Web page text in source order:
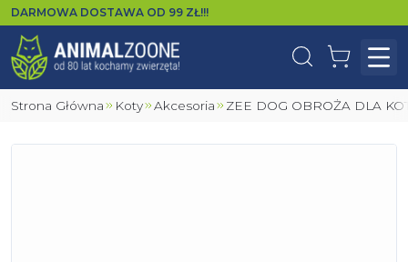
DARMOWA DOSTAWA OD 99 ZŁ!!!
WyszukajKoszyk
Strona Główna Koty Akcesoria ZEE DOG OBROŻA DLA